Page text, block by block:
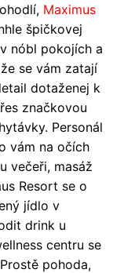
Maximus
špičkovej
nóbl pokojích a
se vám zatají
dotaženej k
značkovou
Personál
vám na očích
večeři, masáž
Resort se o
jídlo v
drink u
centru se
pohoda,